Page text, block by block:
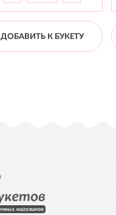
ДОБАВИТЬ К БУКЕТУ